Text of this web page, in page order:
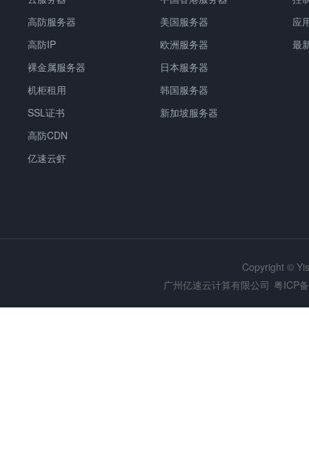
高防服务器
高防IP
裸金属服务器
机柜租用
SSL证书
高防CDN
亿速云虾
美国服务器
欧洲服务器
日本服务器
韩国服务器
新加坡服务器
应
最
Copyright ©
广州亿速云计算有限公司 粤ICP